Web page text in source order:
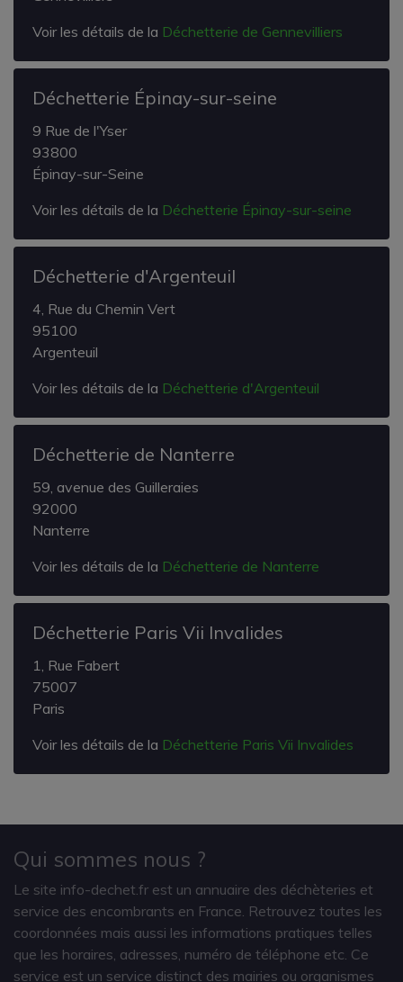
Voir les détails de la Déchetterie de Gennevilliers
Déchetterie Épinay-sur-seine
9 Rue de l'Yser
93800
Épinay-sur-Seine
Voir les détails de la Déchetterie Épinay-sur-seine
Déchetterie d'Argenteuil
4, Rue du Chemin Vert
95100
Argenteuil
Voir les détails de la Déchetterie d'Argenteuil
Déchetterie de Nanterre
59, avenue des Guilleraies
92000
Nanterre
Voir les détails de la Déchetterie de Nanterre
Déchetterie Paris Vii Invalides
1, Rue Fabert
75007
Paris
Voir les détails de la Déchetterie Paris Vii Invalides
Qui sommes nous ?
Le site info-dechet.fr est un annuaire des déchèteries et
service des encombrants en France. Retrouvez toutes les
coordonnées mais aussi les informations pratiques telles
que les horaires, adresses, numéro de téléphone etc. Ce
service est un service distinct des mairies ou organismes